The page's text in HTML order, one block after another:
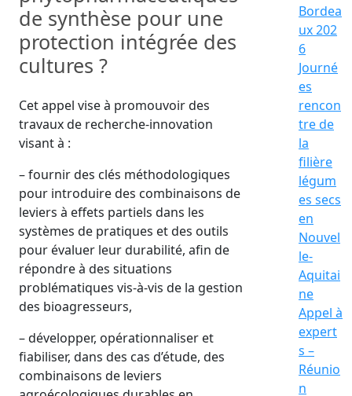
de synthèse pour une
protection intégrée des
cultures ?
Cet appel vise à promouvoir des
travaux de recherche-innovation
visant à :
– fournir des clés méthodologiques
pour introduire des combinaisons de
leviers à effets partiels dans les
systèmes de pratiques et des outils
pour évaluer leur durabilité, afin de
répondre à des situations
problématiques vis-à-vis de la gestion
des bioagresseurs,
– développer, opérationnaliser et
fiabiliser, dans des cas d’étude, des
combinaisons de leviers
Bordea
ux 202
6
Journé
es
rencon
tre de
la
filière
légum
es secs
en
Nouvel
le-
Aquitai
ne
Appel à
expert
s –
Réunio
n